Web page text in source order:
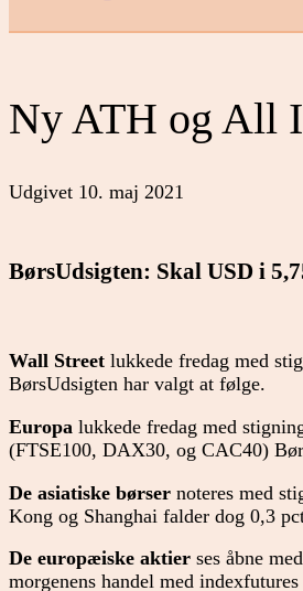
Ny ATH og All
Udgivet 10. maj 2021
BørsUdsigten: Skal USD i
Wall Street lukkede fredag med
BørsUdsigten har valgt at følge.
Europa lukkede fredag med
(FTSE100, DAX30, og CAC40)
De asiatiske børser noteres med
Kong og Shanghai falder dog 0,3
De europæiske aktier ses åbne
morgenens handel med